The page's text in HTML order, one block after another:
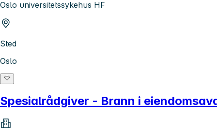
Oslo universitetssykehus HF
Sted
Oslo
Spesialrådgiver - Brann i